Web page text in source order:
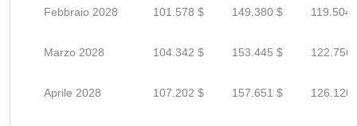
Febbraio 2028 101.578 $ 149.380 $ 119.504
Marzo 2028 104.342 $ 153.445 $ 122.756
Aprile 2028 107.202 $ 157.651 $ 126.120